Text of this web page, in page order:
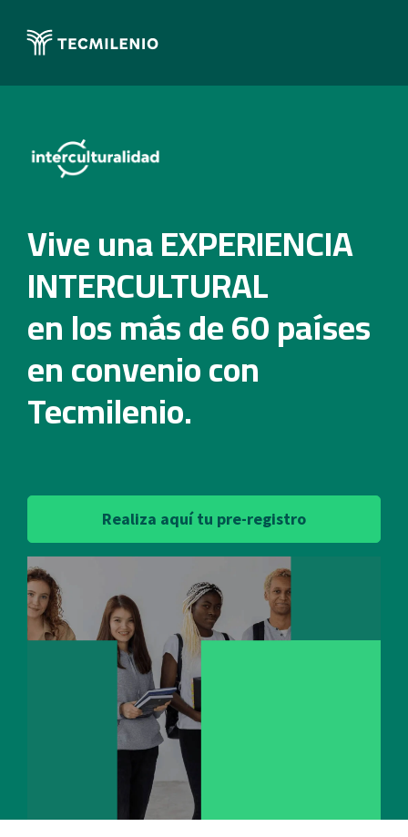
Vive una EXPERIENCIA
INTERCULTURAL
en los más de 60 países
en convenio con
Tecmilenio.
Realiza aquí tu pre-registro